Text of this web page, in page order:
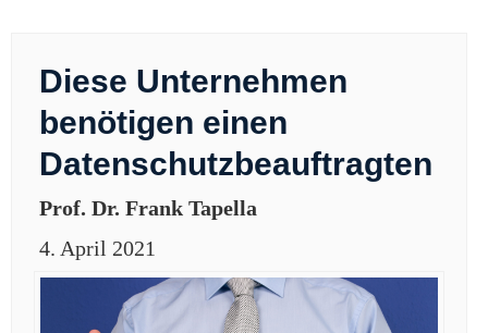
Diese Unternehmen
benötigen einen
Datenschutzbeauftragten
Prof. Dr. Frank Tapella
4. April 2021